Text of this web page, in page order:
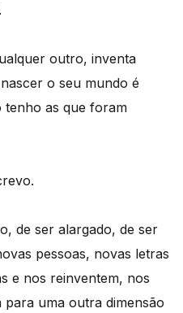
outro, inventa
o seu mundo é
tenho as que foram
de ser alargado, de ser
pessoas, novas letras
e nos reinventem, nos
uma outra dimensão